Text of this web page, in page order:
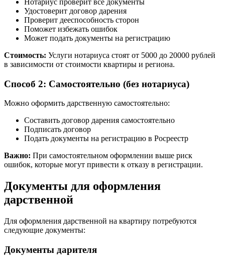
Удостоверит договор дарения
Проверит дееспособность сторон
Поможет избежать ошибок
Может подать документы на регистрацию
Стоимость: Услуги нотариуса стоят от 5000 до 20000 рублей
в зависимости от стоимости квартиры и региона.
Способ 2: Самостоятельно (без нотариуса)
Можно оформить дарственную самостоятельно:
Составить договор дарения самостоятельно
Подписать договор
Подать документы на регистрацию в Росреестр
Важно: При самостоятельном оформлении выше риск
ошибок, которые могут привести к отказу в регистрации.
Документы для оформления
дарственной
Для оформления дарственной на квартиру потребуются
следующие документы:
Документы дарителя